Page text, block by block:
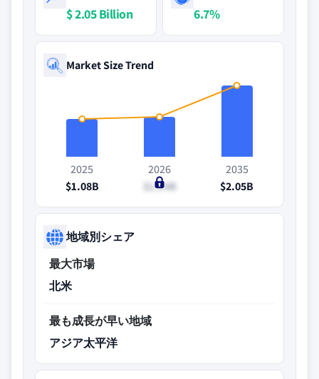
$ 2.05 Billion 6.7%
Market Size Trend
2025
$1.08B
2026
$1.14B
2035
$2.05B
地域別シェア
最大市場
北米
最も成長が早い地域
アジア太平洋